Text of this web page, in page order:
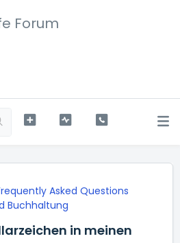
Forum
Asked Questions
Buchhaltung
in meinen